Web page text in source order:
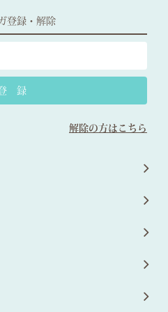
登録・解除
解除の方はこちら